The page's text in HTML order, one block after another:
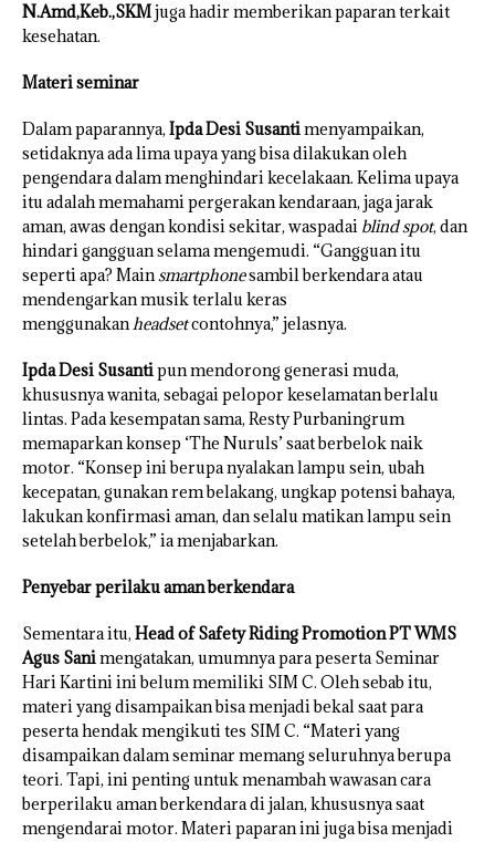
N.Amd,Keb.,SKMjuga hadir memberikan paparan terkait
kesehatan.
Materi seminar
Dalam paparannya, Ipda Desi Susantimenyampaikan,
setidaknya ada lima upaya yang bisa dilakukan oleh
pengendara dalam menghindari kecelakaan. Kelima upaya
itu adalah memahami pergerakan kendaraan, jaga jarak
aman, awas dengan kondisi sekitar, waspadai blind spot, dan
hindari gangguan selama mengemudi. “Gangguan itu
seperti apa? Mainsmartphonesambil berkendara atau
mendengarkan musik terlalu keras
menggunakanheadsetcontohnya,” jelasnya.
Ipda Desi Susantipun mendorong generasi muda,
khususnya wanita, sebagai pelopor keselamatan berlalu
lintas. Pada kesempatan sama, Resty Purbaningrum
memaparkan konsep ‘The Nuruls’ saat berbelok naik
motor. “Konsep ini berupa nyalakan lampu sein, ubah
kecepatan, gunakan rem belakang, ungkap potensi bahaya,
lakukan konfirmasi aman, dan selalu matikan lampu sein
setelah berbelok,” ia menjabarkan.
Penyebar perilaku aman berkendara
Sementara itu, Head of Safety Riding Promotion PT WMS
Agus Sanimengatakan, umumnya para peserta Seminar
Hari Kartini ini belum memiliki SIM C. Oleh sebab itu,
materi yang disampaikan bisa menjadi bekal saat para
peserta hendak mengikuti tes SIM C. “Materi yang
disampaikan dalam seminar memang seluruhnya berupa
teori. Tapi, ini penting untuk menambah wawasan cara
berperilaku aman berkendara di jalan, khususnya saat
mengendarai motor. Materi paparan ini juga bisa menjadi